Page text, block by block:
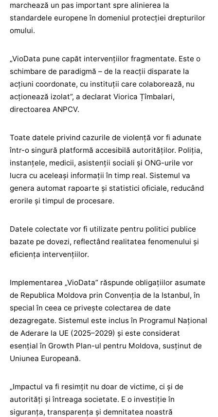
marchează un pas important spre alinierea la
standardele europene în domeniul protecției drepturilor
omului.
„VioData pune capăt intervențiilor fragmentate. Este o
schimbare de paradigmă – de la reacții disparate la
acțiuni coordonate, cu instituții care colaborează, nu
acționează izolat”, a declarat Viorica Țîmbalari,
directoarea ANPCV.
Toate datele privind cazurile de violență vor fi adunate
într-o singură platformă accesibilă autorităților. Poliția,
instanțele, medicii, asistenții sociali și ONG-urile vor
lucra cu aceleași informații în timp real. Sistemul va
genera automat rapoarte și statistici oficiale, reducând
erorile și timpul de procesare.
Datele colectate vor fi utilizate pentru politici publice
bazate pe dovezi, reflectând realitatea fenomenului și
eficiența intervențiilor.
Implementarea „VioData” răspunde obligațiilor asumate
de Republica Moldova prin Convenția de la Istanbul, în
special în ceea ce privește colectarea de date
dezagregate. Sistemul este inclus în Programul Național
de Aderare la UE (2025–2029) și este considerat
esențial în Growth Plan-ul pentru Moldova, susținut de
Uniunea Europeană.
„Impactul va fi resimțit nu doar de victime, ci și de
autorități și întreaga societate. E o investiție în
siguranța, transparența și demnitatea noastră